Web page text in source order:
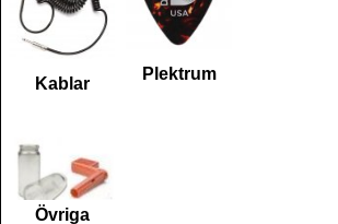
Kablar
Plektrum
Övriga